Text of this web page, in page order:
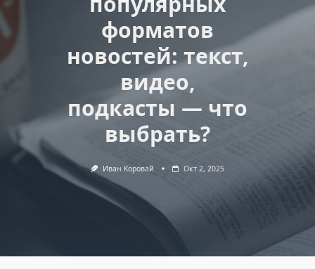
форматов
новостей: текст,
видео,
подкасты — что
выбрать?
Иван Коровай Окт 2, 2025